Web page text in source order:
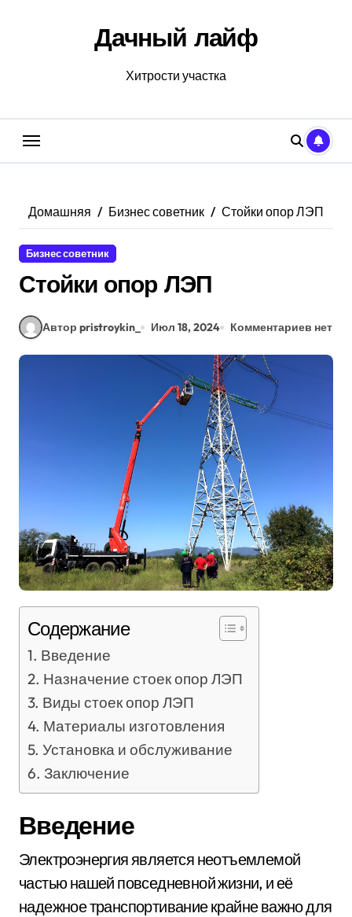
Дачный лайф
Хитрости участка
Домашняя Бизнес советник Стойки опор ЛЭП
Бизнес советник
Стойки опор ЛЭП
Автор pristroykin_ Июл 18, 2024 Комментариев нет
Содержание
Введение
Назначение стоек опор ЛЭП
Виды стоек опор ЛЭП
Материалы изготовления
Установка и обслуживание
Заключение
Введение
Электроэнергия является неотъемлемой
частью нашей повседневной жизни, и её
надежное транспортивание крайне важно для